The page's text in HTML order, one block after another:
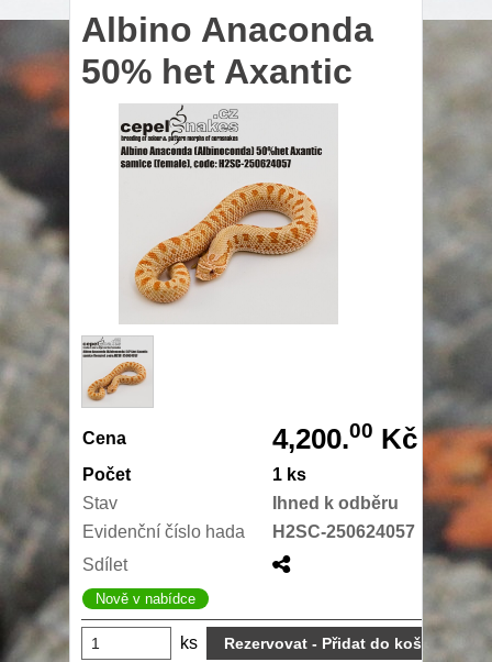
Albino Anaconda
50% het Axantic
Cena 4,200.00 Kč
Počet
1 ks
Stav
Ihned k odběru
Evidenční číslo hada
H2SC-250624057
Sdílet
Nově v nabídce
ks